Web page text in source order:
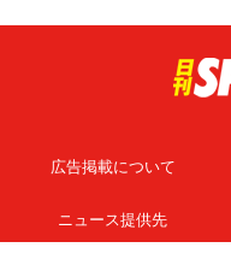
広告掲載について
ニュース提供先